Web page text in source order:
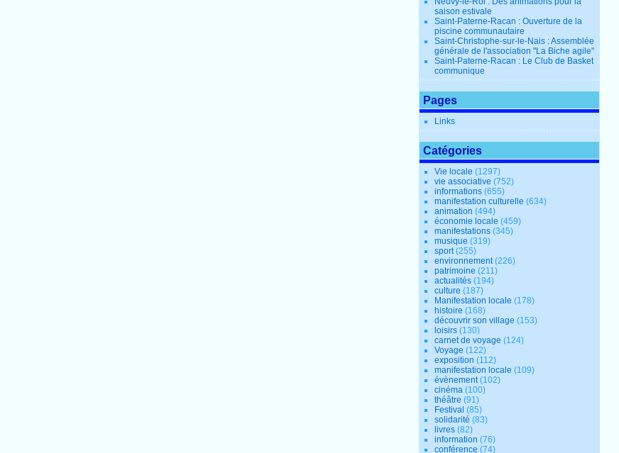
saison estivale
Saint-Paterne-Racan : Ouverture de la
piscine communautaire
Saint-Christophe-sur-le-Nais : Assemblée
générale de l'association "La Biche agile"
Saint-Paterne-Racan : Le Club de Basket
communique
Pages
Links
Catégories
Vie locale (1297)
vie associative (752)
informations (655)
manifestation culturelle (634)
animation (494)
économie locale (459)
manifestations (345)
musique (319)
sport(255)
environnement(226)
patrimoine (211)
actualités (194)
culture (187)
Manifestation locale (178)
histoire (168)
découvrir son village (153)
loisirs (130)
carnet de voyage (124)
Voyage (122)
exposition (112)
manifestation locale (109)
évènement(102)
cinéma (100)
théâtre (91)
Festival (85)
solidarité (83)
livres (82)
information (76)
conférence (74)